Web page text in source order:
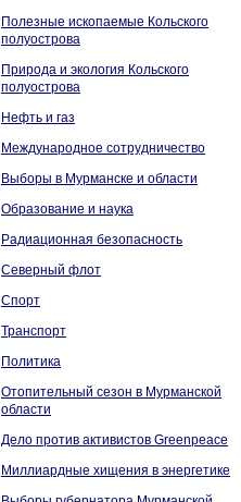
Полезные ископаемые Кольского
полуострова
Природа и экология Кольского
полуострова
Нефть и газ
Международное сотрудничество
Выборы в Мурманске и области
Образование и наука
Радиационная безопасность
Северный флот
Спорт
Транспорт
Политика
Отопительный сезон в Мурманской
области
Дело против активистов Greenpeace
Миллиардные хищения в энергетике